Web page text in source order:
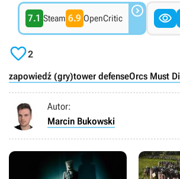
7.1 Steam 6.9 OpenCritic  
2
zapowiedź (gry)tower defenseOrcs Must
Autor:
Marcin Bukowski